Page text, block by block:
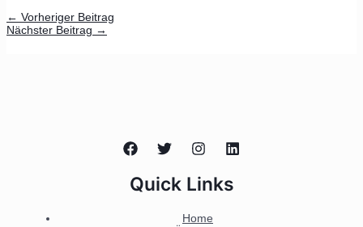
← Vorheriger Beitrag
Nächster Beitrag →
Quick Links
Home